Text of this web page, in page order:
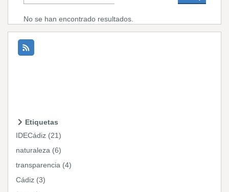
No se han encontrado resultados.
Etiquetas
IDECádiz (21)
naturaleza (6)
transparencia (4)
Cádiz (3)